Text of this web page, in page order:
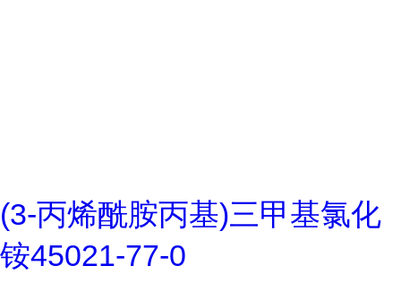
(3-丙烯酰胺丙基)三甲基氯化
铵45021-77-0